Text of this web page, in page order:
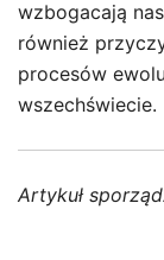
wzbogacają
również
procesów
wszechświecie.
Artykuł